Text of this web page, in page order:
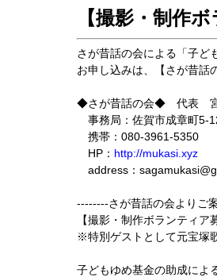
【撮影・制作
さが昔話の会による「子ど
お申し込みは、【さが昔話
◆さが昔話の会◆ 代表
事務局：佐賀市成章町5-
携帯：080-3961-5350
HP： http://mukasi.xyz
address：
--------さが昔話の会よりご
【撮影・制作ボランティア
※特別ゲストとして元宝塚
子どもゆめ基金の助成によ